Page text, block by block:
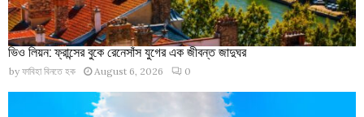
ভিও লিয়ন: ফ্রান্সের বুকে রেনেসাঁস যুগের এক জীবন্ত জাদুঘর
by ফাবিহা বিনতে হক August 6, 2026 0